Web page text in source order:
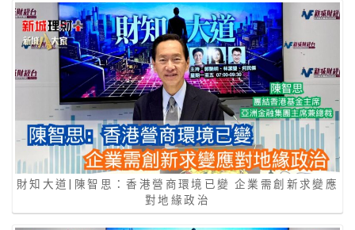
財知大道|陳智思：香港營商環境已變 企業需創新求變應
對地緣政治